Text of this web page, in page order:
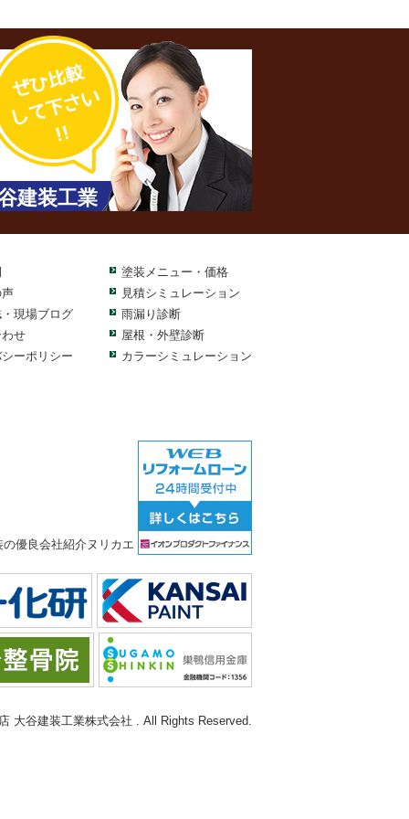
建装工業
現場ブログ
せ
ーポリシー
塗装メニュー・価格
見積シミュレーション
雨漏り診断
屋根・外壁診断
カラーシミュレーション
大谷建装工業株式会社 . All Rights Reserved.